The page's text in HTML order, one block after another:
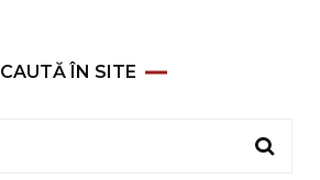
CAUTĂ ÎN SITE